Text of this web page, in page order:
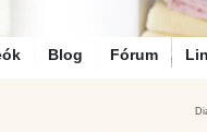
Blog Fórum